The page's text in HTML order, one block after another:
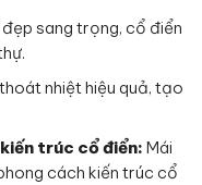
sang trọng, cổ điển
nhiệt hiệu quả, tạo
trúc cổ điển: Mái
cách kiến trúc cổ